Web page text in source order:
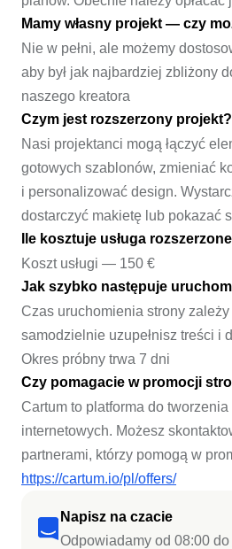
Napisz na czacie
Odpowiadamy od 08:00
Mamy własny projekt — czy
Nie w pełni, ale możemy
aby był jak najbardziej zbliżony
naszego kreatora
Czym jest rozszerzony projekt?
Nasi projektanci mogą łączyć
gotowych szablonów, zmieniać
i personalizować design.
dostarczyć makietę lub pokazać
Ile kosztuje usługa
Koszt usługi — 150 €
Jak szybko następuje
Czas uruchomienia strony
samodzielnie uzupełnisz treści i
Okres próbny trwa 7 dni
Czy pomagacie w promocji
Cartum to platforma do
internetowych. Możesz
partnerami, którzy pomogą w
https://cartum.io/pl/offers/